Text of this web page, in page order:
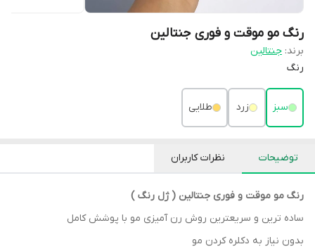
رنگ مو موقت و فوری جنتالین
برند: جنتالین
رنگ
سبز زرد طلایی
توضیحات نظرات کاربران
رنگ مو موقت و فوری جنتالین ( ژل رنگ )
ساده ترین و سریعترین روش رن آمیزی مو با پوشش کامل
بدون نیاز به دکلره کردن مو